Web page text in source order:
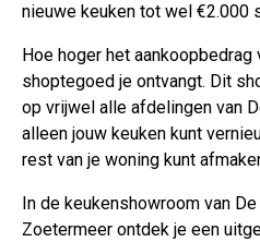
nieuwe keuken tot wel €2.000
Hoe hoger het
shoptegoed je ontvangt. Dit
op vrijwel alle afdelingen van
alleen jouw keuken kunt
rest van je woning kunt
In de keukenshowroom van
Zoetermeer ontdek je een